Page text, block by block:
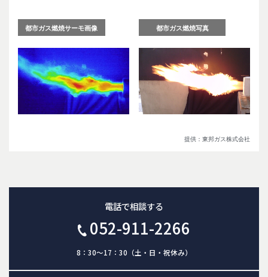
都市ガス燃焼サーモ画像 都市ガス燃焼写真
提供：東邦ガス株式会社
電話で相談する
052-911-2266
8：30～17：30（土・日・祝休み）